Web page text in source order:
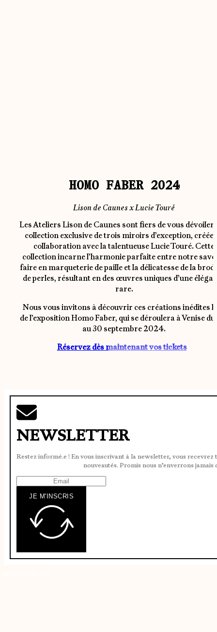
HOMO FABER 2024
Lison de Caunes x Lucie Touré
Les Ateliers Lison de Caunes sont fiers de vous dévoiler
collection exclusive de trois miroirs d’exception, créée
collaboration avec la talentueuse Lucie Touré. Cette
collection incarne l’harmonie parfaite entre notre
faire en marqueterie de paille et la délicatesse de la
de perles, résultant en des œuvres uniques d’une
rare.
Nous vous invitons à découvrir ces créations inédites
de l’exposition Homo Faber, qui se déroulera à Venise
au 30 septembre 2024.
Réservez dès maintenant vos tickets
NEWSLETTER
Restez informé.e ! En vous inscrivant à la newsletter, vous
nouveautés. Promis nous n’enverrons jamais
JE M'INSCRIS